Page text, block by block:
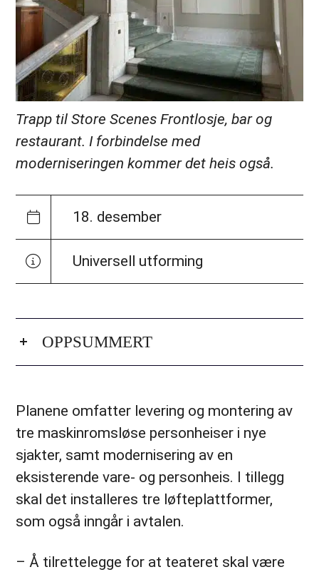
Trapp til Store Scenes Frontlosje, bar og
restaurant. I forbindelse med
moderniseringen kommer det heis også.
18. desember
Universell utforming
OPPSUMMERT
Planene omfatter levering og montering av
tre maskinromsløse personheiser i nye
sjakter, samt modernisering av en
eksisterende vare- og personheis. I tillegg
skal det installeres tre løfteplattformer,
som også inngår i avtalen.
– Å tilrettelegge for at teateret skal være